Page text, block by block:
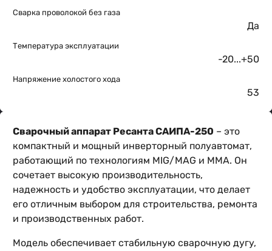
Сварка проволокой без газа
Да
Температура эксплуатации
-20...+50
Напряжение холостого хода
53
Сварочный аппарат Ресанта САИПА-250 – это
компактный и мощный инверторный полуавтомат,
работающий по технологиям MIG/MAG и MMA. Он
сочетает высокую производительность,
надежность и удобство эксплуатации, что делает
его отличным выбором для строительства, ремонта
и производственных работ.
Модель обеспечивает стабильную сварочную дугу,